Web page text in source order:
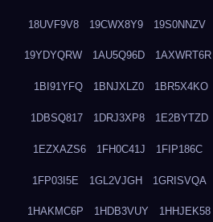
18UVF9V8 19CWX8Y9 19S0NNZV
19YDYQRW 1AU5Q96D 1AXWRT6R
1BI91YFQ 1BNJXLZ0 1BR5X4KO
1DBSQ817 1DRJ3XP8 1E2BYTZD
1EZXAZS6 1FH0C41J 1FIP186C
1FP03I5E 1GL2VJGH 1GRISVQA
1HAKMC6P 1HDB3VUY 1HHJEK58